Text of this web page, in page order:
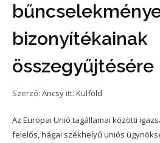
bizonyítékainak
összegyűjtésére
Szerző: Ancsy itt: Külföld
Az Európai Unió tagállamai közötti
felelős, hágai székhelyű uniós